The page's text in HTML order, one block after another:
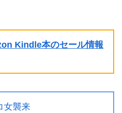
Kindle本のセール情報
女襲来